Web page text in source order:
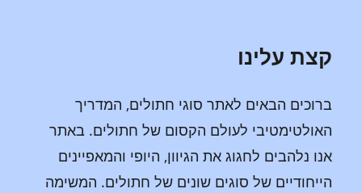
קצת עלינו
ברוכים הבאים לאתר סוגי חתולים, המדריך
האולטימטיבי לעולם הקסום של חתולים. באתר
אנו נלהבים לחגוג את הגיוון, היופי והמאפיינים
הייחודיים של סוגים שונים של חתולים. המשימה